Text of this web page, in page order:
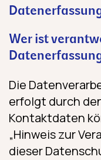
Wer ist
Die
erfolgt durch
Kontaktdaten
„Hinweis zur
dieser